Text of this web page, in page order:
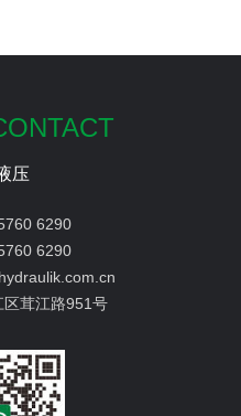
压
6290
6290
区茸江路951号